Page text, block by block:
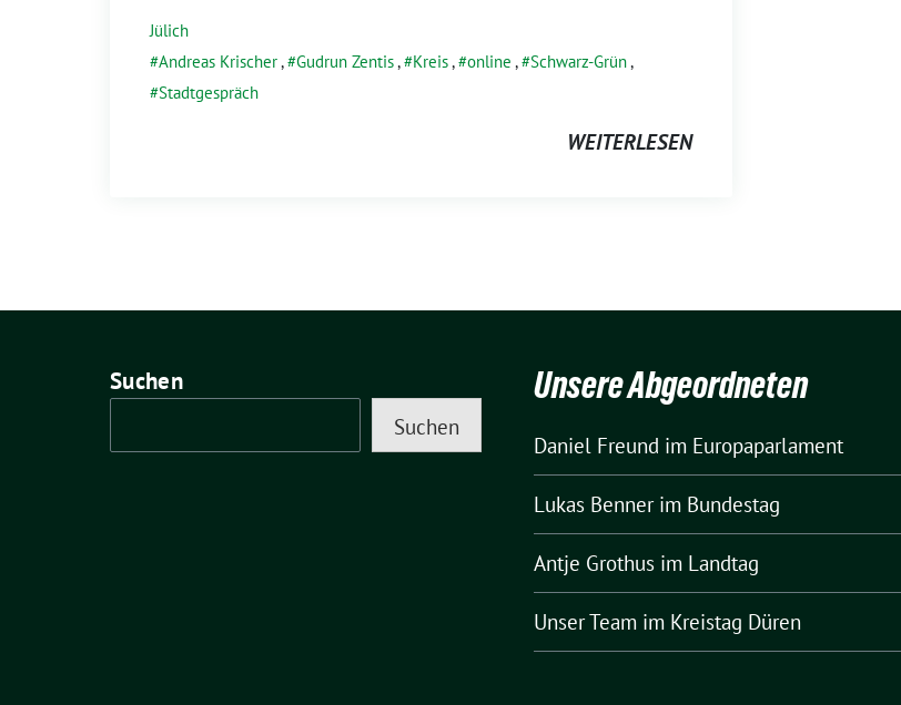
Jülich
Andreas Krischer, Gudrun Zentis, Kreis, online , Schwarz-Grün,
Stadtgespräch
WEITERLESEN
Suchen
Suchen
Unsere Abgeordneten
Daniel Freund im Europaparlament
Lukas Bennerim Bundestag
Antje Grothus im Landtag
Unser Team im Kreistag Düren